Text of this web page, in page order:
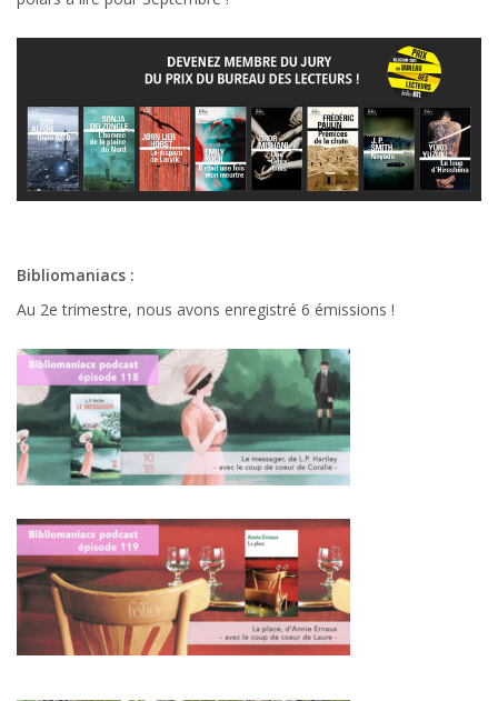
Bibliomaniacs :
Au 2e trimestre, nous avons enregistré 6 émissions !